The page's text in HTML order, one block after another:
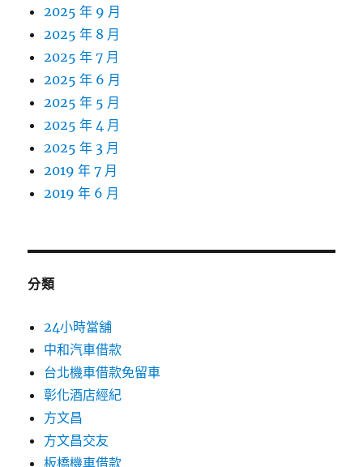
2025 年 9 月
2025 年 8 月
2025 年 7 月
2025 年 6 月
2025 年 5 月
2025 年 4 月
2025 年 3 月
2019 年 7 月
2019 年 6 月
分類
24小時當舖
中和汽車借款
台北機車借款免留車
彰化酒店經紀
方文昌
方文昌交友
板橋機車借款